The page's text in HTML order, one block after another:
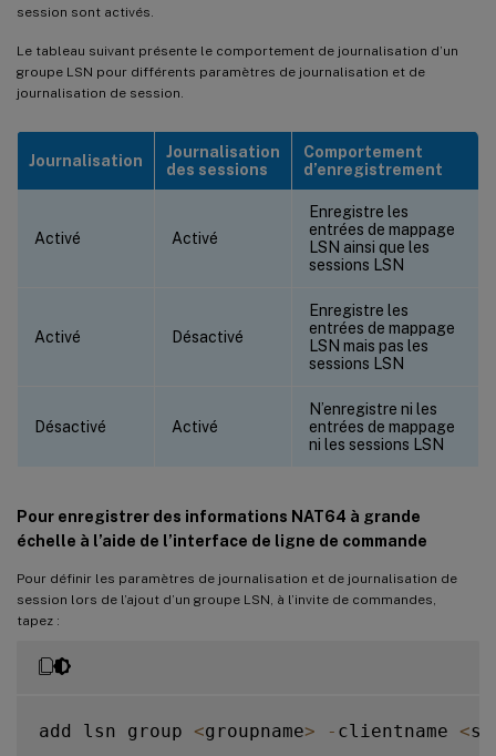
session sont activés.
Le tableau suivant présente le comportement de journalisation d’un
groupe LSN pour différents paramètres de journalisation et de
journalisation de session.
Journalisation
Journalisation
des sessions
Comportement
d’enregistrement
Activé Activé
Enregistre les
entrées de mappage
LSN ainsi que les
sessions LSN
Activé Désactivé
Enregistre les
entrées de mappage
LSN mais pas les
sessions LSN
Désactivé Activé
N’enregistre ni les
entrées de mappage
ni les sessions LSN
Pour enregistrer des informations NAT64 à grande
échelle à l’aide de l’interface de ligne de commande
Pour définir les paramètres de journalisation et de journalisation de
session lors de l’ajout d’un groupe LSN, à l’invite de commandes,
tapez :
add lsn group <groupname> - clientname <